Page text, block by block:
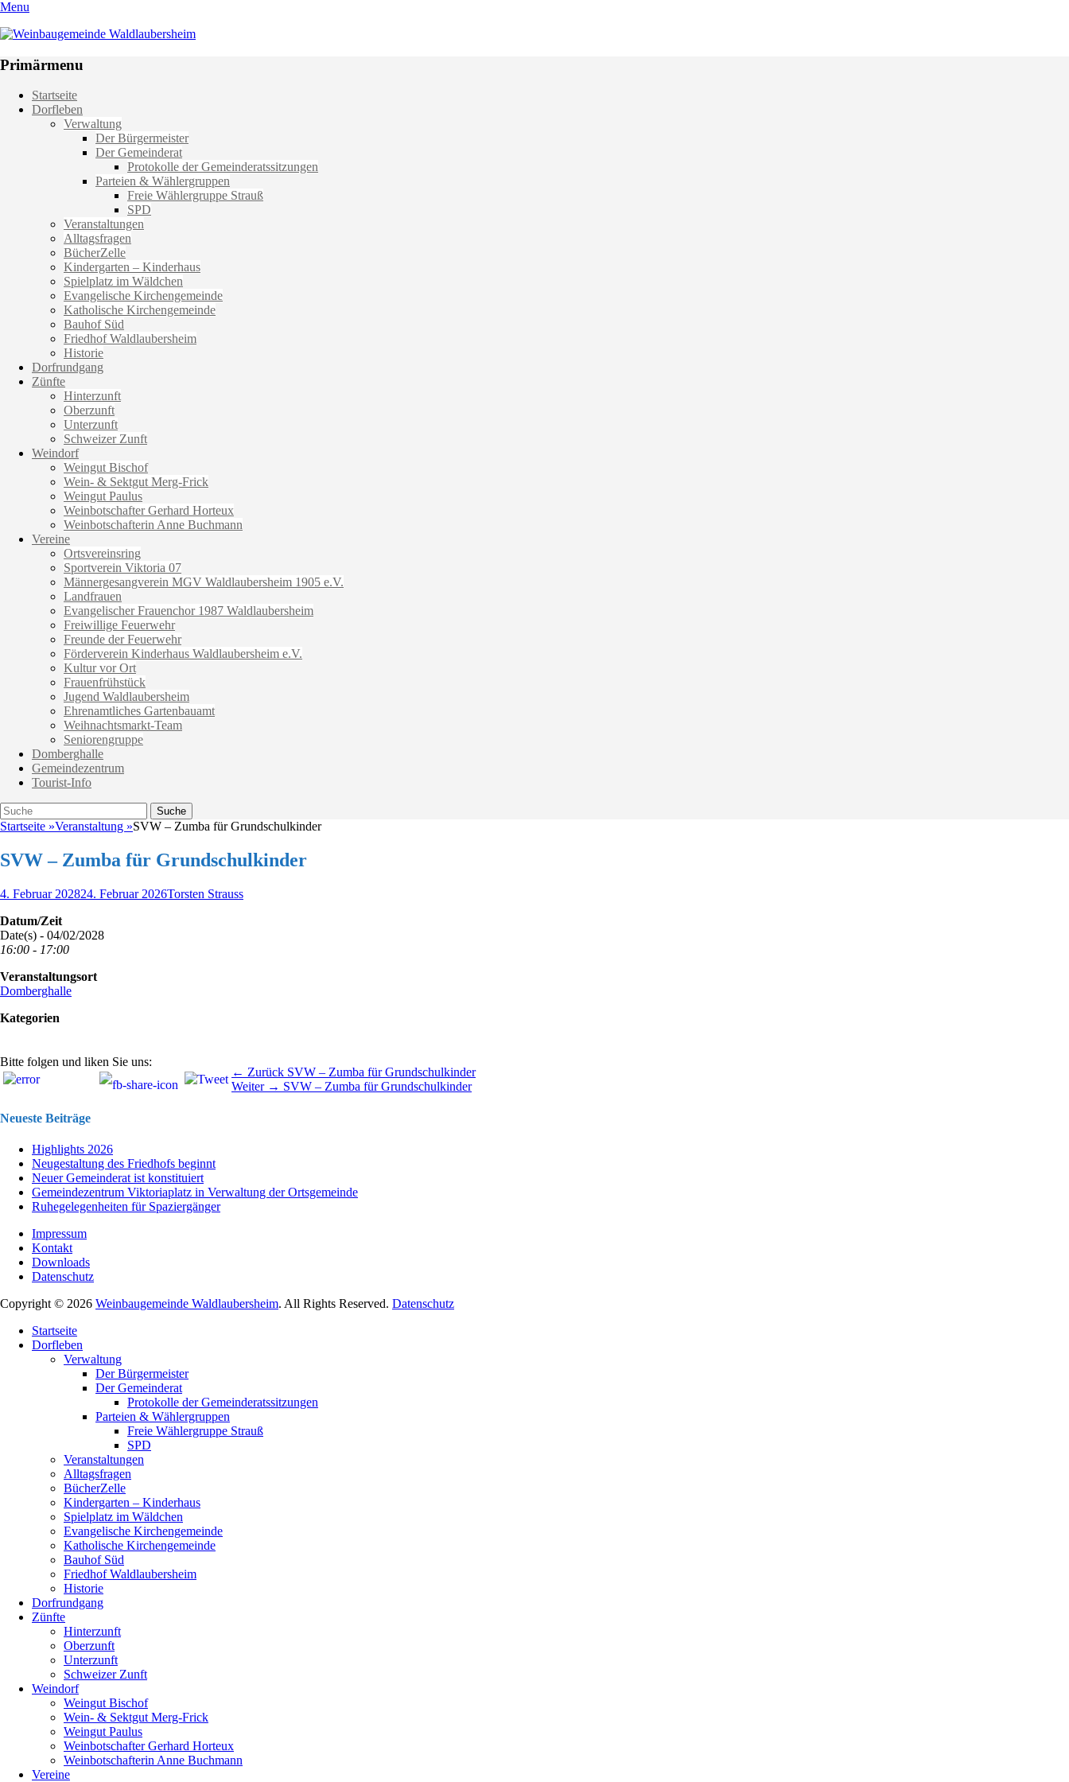
Menu
Weinbaugemeinde Waldlaubersheim
Primärmenu
Weiter
zum
Startseite
Dorfleben
Verwaltung
Der Bürgermeister
Der Gemeinderat
Protokolle der Gemeinderatssitzungen
Parteien & Wählergruppen
Freie Wählergruppe Strauß
SPD
Veranstaltungen
Alltagsfragen
BücherZelle
Kindergarten – Kinderhaus
Spielplatz im Wäldchen
Evangelische Kirchengemeinde
Katholische Kirchengemeinde
Bauhof Süd
Friedhof Waldlaubersheim
Historie
Dorfrundgang
Zünfte
Hinterzunft
Oberzunft
Unterzunft
Schweizer Zunft
Weindorf
Weingut Bischof
Wein- & Sektgut Merg-Frick
Weingut Paulus
Weinbotschafter Gerhard Horteux
Weinbotschafterin Anne Buchmann
Vereine
Ortsvereinsring
Sportverein Viktoria 07
Männergesangverein MGV Waldlaubersheim 1905 e.V.
Landfrauen
Evangelischer Frauenchor 1987 Waldlaubersheim
Freiwillige Feuerwehr
Freunde der Feuerwehr
Förderverein Kinderhaus Waldlaubersheim e.V.
Kultur vor Ort
Frauenfrühstück
Jugend Waldlaubersheim
Ehrenamtliches Gartenbauamt
Weihnachtsmarkt-Team
Seniorengruppe
Domberghalle
Gemeindezentrum
Tourist-Info
Suche
Suche
nach:
Startseite »Veranstaltung »SVW – Zumba für Grundschulkinder
SVW – Zumba für Grundschulkinder
Veröffentlicht
4. Februar 202824. Februar 2026Autor
Torsten Strauss
Datum/Zeit
Date(s) - 04/02/2028
16:00 - 17:00
Veranstaltungsort
Domberghalle
Kategorien
Bitte folgen und liken Sie uns:
Beitragsnavigation ← Zurück Vorhergehender
Beitrag:
SVW – Zumba für Grundschulkinder
Weiter → Nächster
SVW – Zumba für Grundschulkinder
Neueste Beiträge
Highlights 2026
Neugestaltung des Friedhofs beginnt
Neuer Gemeinderat ist konstituiert
Gemeindezentrum Viktoriaplatz in Verwaltung der Ortsgemeinde
Ruhegelegenheiten für Spaziergänger
Impressum
Kontakt
Downloads
Datenschutz
Copyright © 2026 Weinbaugemeinde Waldlaubersheim. All Rights Reserved. Datenschutz
oben
scrollen
Startseite
Dorfleben
Verwaltung
Der Bürgermeister
Der Gemeinderat
Protokolle der Gemeinderatssitzungen
Parteien & Wählergruppen
Freie Wählergruppe Strauß
SPD
Veranstaltungen
Alltagsfragen
BücherZelle
Kindergarten – Kinderhaus
Spielplatz im Wäldchen
Evangelische Kirchengemeinde
Katholische Kirchengemeinde
Bauhof Süd
Friedhof Waldlaubersheim
Historie
Dorfrundgang
Zünfte
Hinterzunft
Oberzunft
Unterzunft
Schweizer Zunft
Weindorf
Weingut Bischof
Wein- & Sektgut Merg-Frick
Weingut Paulus
Weinbotschafter Gerhard Horteux
Weinbotschafterin Anne Buchmann
Vereine